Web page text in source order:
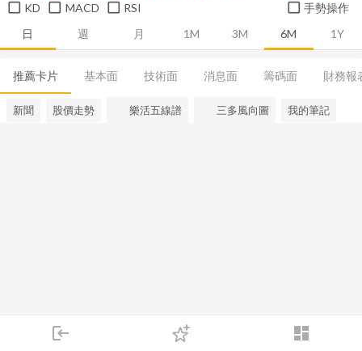
login dashboard
下單
日 週 月 1M 3M 6M 1Y
KD MACD RSI 手勢操作
推薦卡片 基本面 技術面 消息面 籌碼面 財務報
新聞 股價走勢 樂活五線譜 三多風向圖 我的筆記